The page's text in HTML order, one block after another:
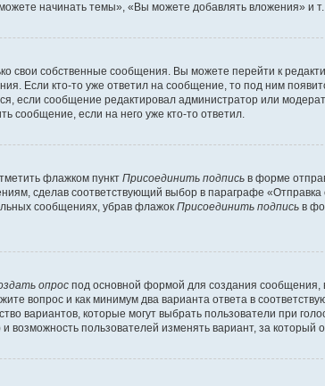
начинать темы», «Вы можете добавлять вложения» и
свои собственные сообщения. Вы можете перейти к
Если кто-то уже ответил на сообщение, то под ним
если сообщение редактировал администратор или
сообщение, если на него уже кто-то ответил.
флажком пункт Присоединить подпись в форме
сделав соответствующий выбор в параграфе
сообщениях, убрав флажок Присоединить подпись в
опрос под основной формой для создания сообщения,
вопрос и как минимум два варианта ответа в
вариантов, которые могут выбрать пользователи при
пользователей изменять вариант, за который